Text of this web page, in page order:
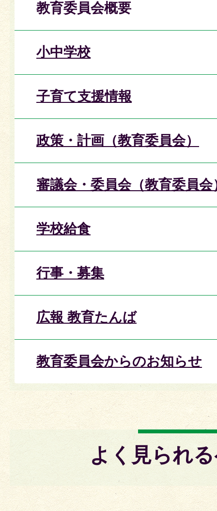
教育委員会概要
小中学校
子育て支援情報
政策・計画（教育委員会）
審議会・委員会（教育委員会
学校給食
行事・募集
広報 教育たんば
教育委員会からのお知らせ
よく見られ